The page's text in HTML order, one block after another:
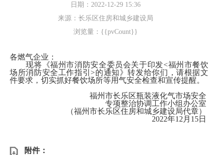
日期：2022-12-29 15:36
来源：长乐区住房和城乡建设局
浏览量：{{pvCount}}
各燃气企业：
现将《福州市消防安全委员会关于印发<福州市餐饮
场所消防安全工作指引>的通知》转发给你们 ，请根据文
件要求，切实抓好餐饮场所等用气安全检查和宣传提醒。
福州市长乐区瓶装液化气市场安全
专项整治协调工作小组办公室
（福州市长乐区住房和城乡建设局代章）
2022年12 月 15日
附件：